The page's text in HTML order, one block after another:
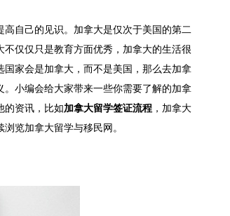
自己的见识。加拿大是仅次于美国的第二
仅仅只是教育方面优秀，加拿大的生活很
家会是加拿大，而不是美国，那么去加拿
小编会给大家带来一些你需要了解的加拿
的资讯，比如加拿大留学签证流程 ，加拿大
览加拿大留学与移民网。